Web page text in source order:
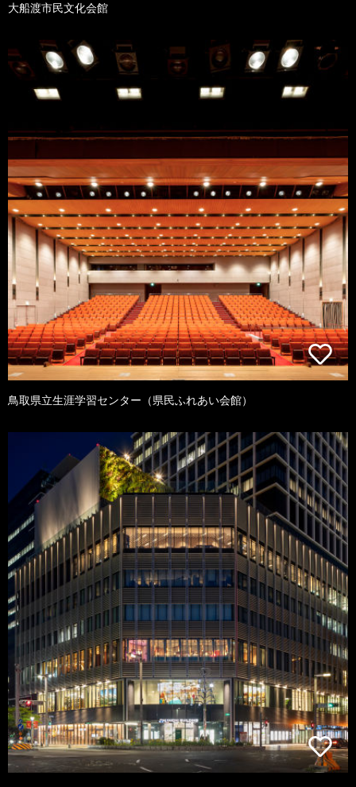
大船渡市民文化会館
鳥取県立生涯学習センター（県民ふれあい会館）